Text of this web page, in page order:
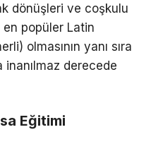
dönüşleri ve coşkulu
popüler Latin
olmasının yanı sıra
derecede
Eğitimi